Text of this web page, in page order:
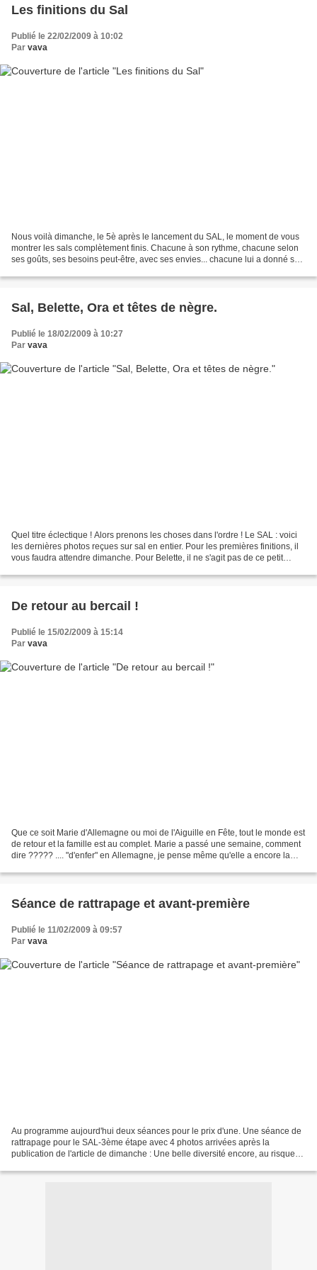
Les finitions du Sal
Publié le 22/02/2009 à 10:02
Par vava
Nous voilà dimanche, le 5è après le lancement du SAL, le moment de vous
montrer les sals complètement finis. Chacune à son rythme, chacune selon
ses goûts, ses besoins peut-être, avec ses envies... chacune lui a donné sa
Sal, Belette, Ora et têtes de nègre.
Publié le 18/02/2009 à 10:27
Par vava
Quel titre éclectique ! Alors prenons les choses dans l'ordre ! Le SAL : voici
les dernières photos reçues sur sal en entier. Pour les premières finitions, il
vous faudra attendre dimanche. Pour Belette, il ne s'agit pas de ce petit
De retour au bercail !
Publié le 15/02/2009 à 15:14
Par vava
Que ce soit Marie d'Allemagne ou moi de l'Aiguille en Fête, tout le monde est
de retour et la famille est au complet. Marie a passé une semaine, comment
dire ????? .... "d'enfer" en Allemagne, je pense même qu'elle a encore la
Séance de rattrapage et avant-première
Publié le 11/02/2009 à 09:57
Par vava
Au programme aujourd'hui deux séances pour le prix d'une. Une séance de
rattrapage pour le SAL-3ème étape avec 4 photos arrivées après la
publication de l'article de dimanche : Une belle diversité encore, au risque